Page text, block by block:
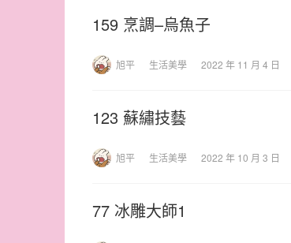
159 烹調–烏魚子
旭平 生活美學 2022 年 11 月 4 日
123 蘇繡技藝
旭平 生活美學 2022 年 10 月 3 日
77 冰雕大師1